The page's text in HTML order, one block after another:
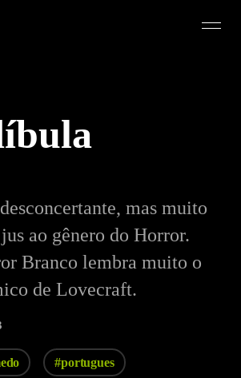
mas muito
ao gênero do Horror.
Branco lembra muito o
de Lovecraft.
#portugues